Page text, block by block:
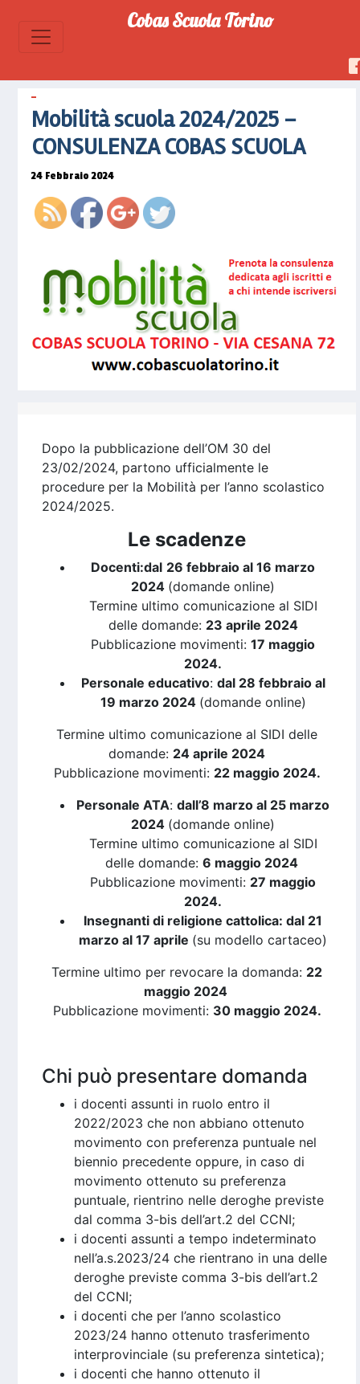
Cobas Scuola Torino
Mobilità scuola 2024/2025 –
CONSULENZA COBAS SCUOLA
24 Febbraio 2024
2025-
consulenza-
cobas-
scuola">
Dopo la pubblicazione dell’OM 30 del
23/02/2024, partono ufficialmente le
procedure per la Mobilità per l’anno scolastico
2024/2025.
Le scadenze
Docenti:dal 26 febbraio al 16 marzo
2024 (domande online)
Termine ultimo comunicazione al SIDI
delle domande: 23 aprile 2024
Pubblicazione movimenti: 17 maggio
2024.
Personale educativo: dal 28 febbraio al
19 marzo 2024 (domande online)
Termine ultimo comunicazione al SIDI delle
domande: 24 aprile 2024
Pubblicazione movimenti: 22 maggio 2024.
Personale ATA: dall’8 marzo al 25 marzo
2024 (domande online)
Termine ultimo comunicazione al SIDI
delle domande: 6 maggio 2024
Pubblicazione movimenti: 27 maggio
2024.
Insegnanti di religione cattolica: dal 21
marzo al 17 aprile (su modello cartaceo)
Termine ultimo per revocare la domanda: 22
maggio 2024
Pubblicazione movimenti: 30 maggio 2024.
Chi può presentare domanda
i docenti assunti in ruolo entro il
2022/2023 che non abbiano ottenuto
movimento con preferenza puntuale nel
biennio precedente oppure, in caso di
movimento ottenuto su preferenza
puntuale, rientrino nelle deroghe previste
dal comma 3-bis dell’art.2 del CCNI;
i docenti assunti a tempo indeterminato
nell’a.s.2023/24 che rientrano in una delle
deroghe previste comma 3-bis dell’art.2
del CCNI;
i docenti che per l’anno scolastico
2023/24 hanno ottenuto trasferimento
interprovinciale (su preferenza sintetica);
i docenti che hanno ottenuto il